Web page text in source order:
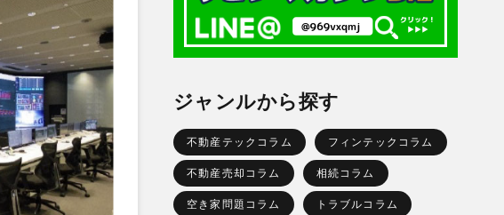
ジャンルから探す
不動産テックコラム フィンテックコラム
不動産売却コラム 相続コラム
空き家問題コラム トラブルコラム